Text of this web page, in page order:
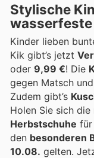
Stylische
Kinder lieben
Kik gibt’s jetzt
oder 9,99 €! Die
gegen Matsch
Zudem gibt’s
Holen Sie sich die
Herbstschuhe für
den besonderen
10.08. gelten.